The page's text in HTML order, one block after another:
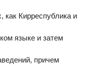
как Кирреспублика и
языке и затем
причем